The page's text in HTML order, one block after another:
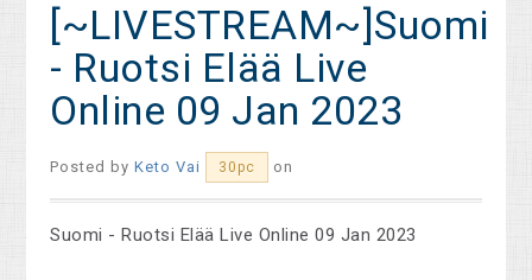
[~LIVESTREAM~]Suomi
- Ruotsi Elää Live
Online 09 Jan 2023
Posted byKeto Vai 30pc on
Suomi - Ruotsi Elää Live Online 09 Jan 2023